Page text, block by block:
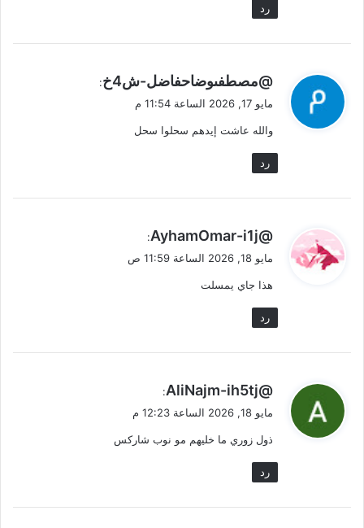
رد
ي
ل
@مصطفىوضاحفاضل-ش4خ
:
مايو 17, 2026 الساعة 11:54 م
والله عاشت إيدهم سحلوا سحل
رد
ي
ل
@AyhamOmar-i1j
:
مايو 18, 2026 الساعة 11:59 ص
هذا جاي يمسلت
رد
ي
ل
@AliNajm-ih5tj
:
مايو 18, 2026 الساعة 12:23 م
ذول زوري ما خليهم مو نوب شاركس
رد